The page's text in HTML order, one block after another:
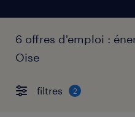
6 offres d'emploi :
Oise
filtres 2